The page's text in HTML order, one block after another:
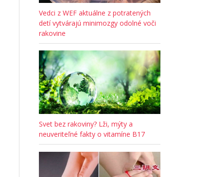
Vedci z WEF aktuálne z potratených
detí vytvárajú minimozgy odolné voči
rakovine
Svet bez rakoviny? Lži, mýty a
neuveriteľné fakty o vitamíne B17